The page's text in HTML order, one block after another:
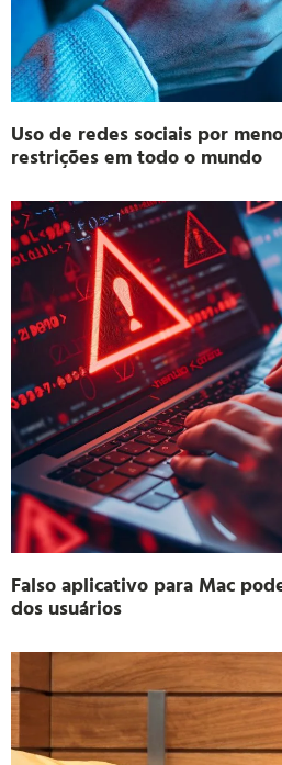
Uso de redes sociais por
restrições em todo o mundo
Falso aplicativo para Mac
dos usuários